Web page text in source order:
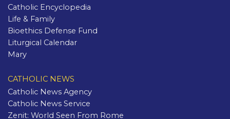
Catholic Encyclopedia
Life & Family
Bioethics Defense Fund
Liturgical Calendar
Mary
CATHOLIC NEWS
Catholic News Agency
Catholic News Service
Zenit: World Seen From Rome